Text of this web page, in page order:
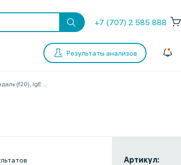
+7 (707) 2 585 888
Результаты анализов
(f20), IgE ...
Артикул: